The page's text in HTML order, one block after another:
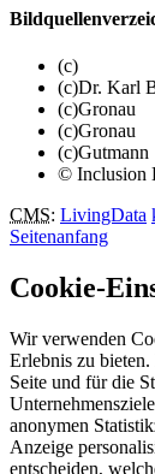
(c)
(c)Dr. Karl
(c)Gronau
(c)Gronau
(c)Gutmann
© Inclusion
CMS: LivingData
Seitenanfang
Cookie-
Wir verwenden
Erlebnis zu
Seite und für die
anonymen
Anzeige
entscheiden,